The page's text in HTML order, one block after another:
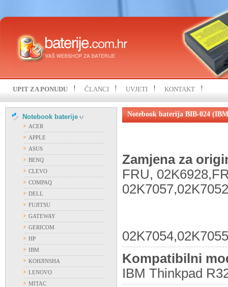
UPIT ZA PONUDU ČLANCI UVJETI KONTAKT
Notebook baterije
ACER
APPLE
ASUS
BENQ
CLEVO
COMPAQ
DELL
FUJITSU
GATEWAY
GERICOM
HP
IBM
KOHJINSHA
LENOVO
MITAC
ACER
APPLE
ASUS
DELL
Notebook baterija BIB-024
Zamjena za
FRU,
Kompatibilni
IBM Thinkpad